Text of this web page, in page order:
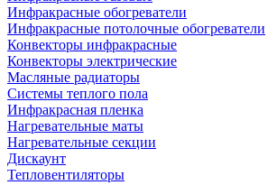
Инфракрасные обогреватели
Инфракрасные потолочные обогреватели
Конвекторы инфракрасные
Конвекторы электрические
Масляные радиаторы
Системы теплого пола
Инфракрасная пленка
Нагревательные маты
Нагревательные секции
Дискаунт
Тепловентиляторы